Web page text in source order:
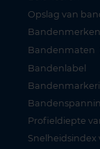
Opslag van
Bandenmerken
Bandenmaten
Bandenlabel
Profieldiepte
Snelheidsindex